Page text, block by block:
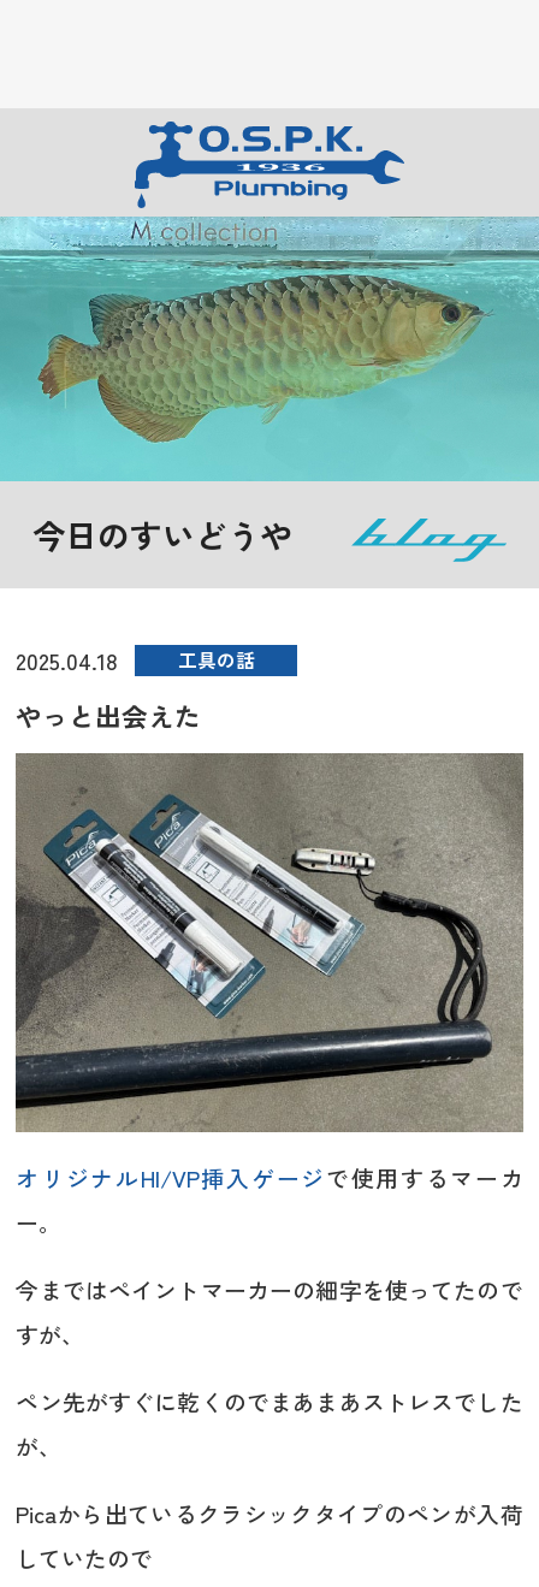
今日のすいどうや
2025.04.18 工具の話
やっと出会えた
オリジナルHI/VP挿入ゲージで使用するマーカ
ー。
今まではペイントマーカーの細字を使ってたので
すが、
ペン先がすぐに乾くのでまあまあストレスでした
が、
Picaから出ているクラシックタイプのペンが入荷
していたので